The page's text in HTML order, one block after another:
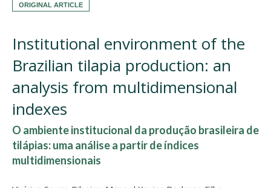
ORIGINAL ARTICLE
Institutional environment of the
Brazilian tilapia production: an
analysis from multidimensional
indexes
O ambiente institucional da produção brasileira de
tilápias: uma análise a partir de índices
multidimensionais